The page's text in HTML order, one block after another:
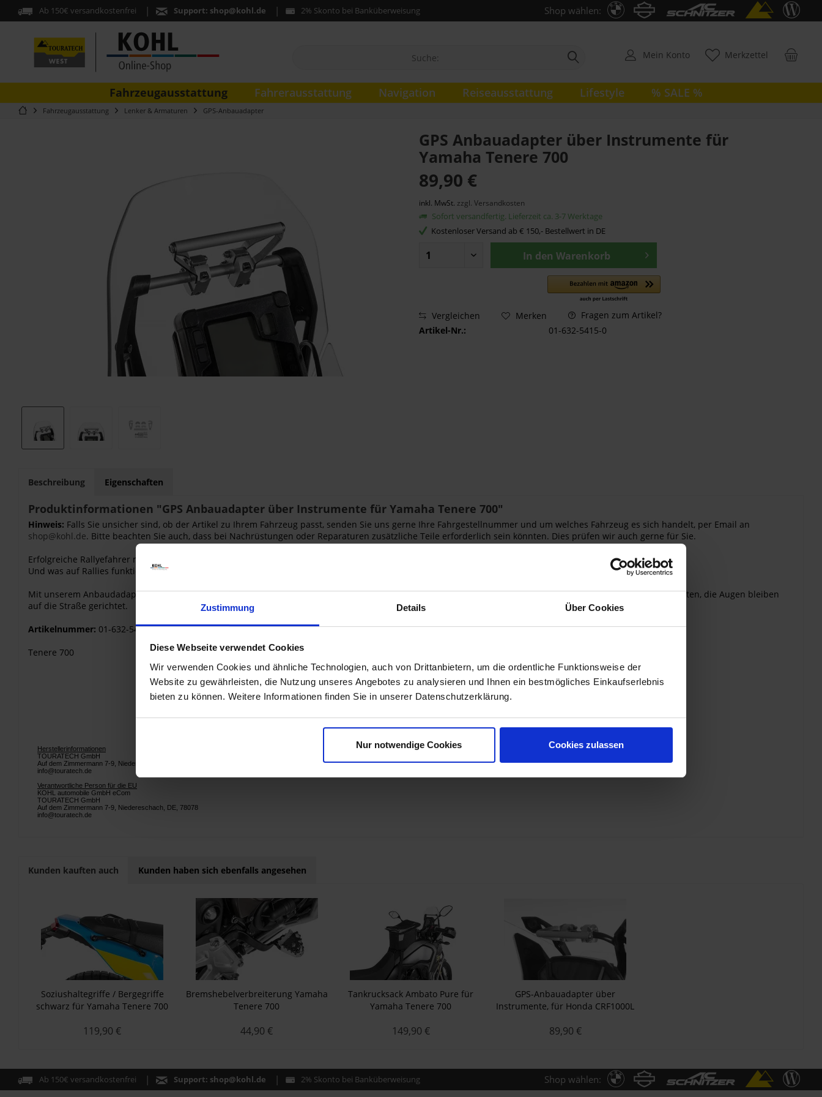
Zustimmung Details Über Cookies
Diese Webseite verwendet Cookies
Wir verwenden Cookies und ähnliche Technologien, auch von Drittanbietern, um die ordentliche Funktionsweise der
Website zu gewährleisten, die Nutzung unseres Angebotes zu analysieren und Ihnen ein bestmögliches Einkaufserlebnis
bieten zu können. Weitere Informationen finden Sie in unserer Datenschutzerklärung.
Nur notwendige Cookies Cookies zulassen
Ab 150€ versandkostenfrei Support: shop@kohl.de 2% Skonto bei Banküberweisung Shop wählen:
Merkzettel
Mein Konto
Fahrzeugausstattung Fahrerausstattung Navigation Reiseausstattung Lifestyle % SALE %
Fahrzeugausstattung Lenker & Armaturen GPS-Anbauadapter
GPS Anbauadapter über Instrumente für
Yamaha Tenere 700
89,90 €
inkl. MwSt. zzgl. Versandkosten
Sofort versandfertig. Lieferzeit ca. 3-7 Werktage
Kostenloser Versand ab € 150,- Bestellwert in DE
In den Warenkorb
Vergleichen Merken
Fragen zum Artikel?
Artikel-Nr.:
01-632-5415-0
Beschreibung Eigenschaften
Produktinformationen "GPS Anbauadapter über Instrumente für Yamaha Tenere 700"
Hinweis: Falls Sie unsicher sind, ob der Artikel zu Ihrem Fahrzeug passt, senden Sie uns gerne Ihre Fahrgestellnummer und um welches Fahrzeug es sich handelt, per Email an
shop@kohl.de. Bitte beachten Sie auch, dass bei Nachrüstungen oder Reparaturen zusätzliche Teile erforderlich sein könnten. Dies prüfen wir auch gerne für Sie.
Erfolgreiche Rallyefahrer machen es vor: Instrumente werden im zentralen Blickfeld installiert.
Und was auf Rallies funktioniert, ist auch für den täglichen Gebrauch eine perfekte Lösung!
Mit unserem Anbaudadapter über den Instrumenten haben Sie ihr GPS oder auch Roadbook immer fest im Blick. Keine Ablenkung mehr zur Seite oder nach unten, die Augen bleiben
auf die Straße gerichtet.
Artikelnummer: 01-632-5415-0
Tenere 700
Herstellerinformationen
TOURATECH GmbH
Auf dem Zimmermann 7-9, Niedereschach, DE, 78078
info@touratech.de
Verantwortliche Person für die EU
KOHL automobile GmbH eCom
TOURATECH GmbH
Auf dem Zimmermann 7-9, Niedereschach, DE, 78078
info@touratech.de
Kunden kauften auch Kunden haben sich ebenfalls angesehen
Soziushaltegriffe / Bergegriffe
schwarz für Yamaha Tenere 700
119,90 €
Bremshebelverbreiterung Yamaha
Tenere 700
44,90 €
Tankrucksack Ambato Pure für
Yamaha Tenere 700
149,90 €
GPS-Anbauadapter über
Instrumente, für Honda CRF1000L
Sports, Anbaua
89,90 €
Ab 150€ versandkostenfrei Support: shop@kohl.de 2% Skonto bei Banküberweisung Shop wählen: